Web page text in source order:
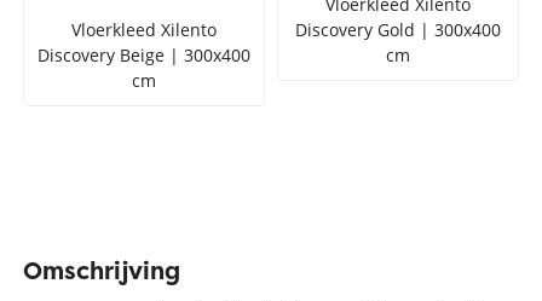
Vloerkleed Xilento
Discovery Beige | 300x400
cm
Discovery Gold | 300x400
cm
Omschrijving